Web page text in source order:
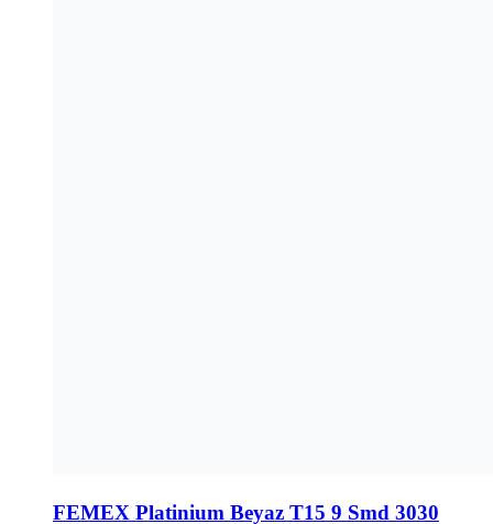
FEMEX Platinium Beyaz T15 9 Smd 3030